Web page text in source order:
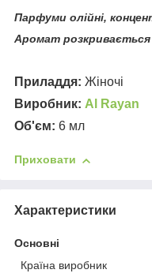
Парфуми олійні,
Аромат
Приладдя: Жіночі
Виробник: Al
Rayan
Об'єм: 6 мл
Приховати
Характеристики
Основні
Країна виробник